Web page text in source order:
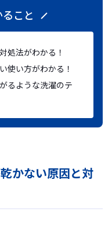
こと
処法がわかる！
使い方がわかる！
るような洗濯のテ
かない原因と対